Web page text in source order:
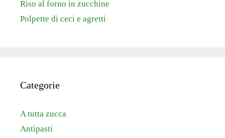
Riso al forno in zucchine
Polpette di ceci e agretti
Categorie
A tutta zucca
Antipasti